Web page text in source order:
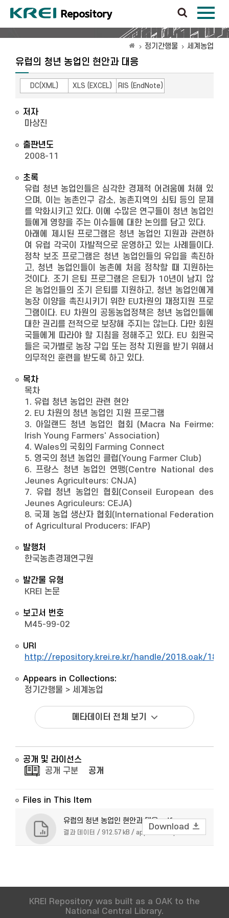
정기간행물 세계농업
유럽의 청년 농업인 현안과 대응
DC(XML) XLS (EXCEL) RIS (EndNote)
저자
마상진
출판년도
2008-11
초록
유럽 청년 농업인들은 심각한 경제적 어려움에 처해 있
으며, 이는 농촌인구 감소, 농촌지역의 쇠퇴 등의 문제
를 악화시키고 있다. 이에 수많은 연구들이 청년 농업인
들에게 영향을 주는 이슈들에 대한 논의를 담고 있다.
아래에 제시된 프로그램은 청년 농업인 지원과 관련하
여 유럽 각국이 자발적으로 운영하고 있는 사례들이다.
정착 보조 프로그램은 청년 농업인들의 유입을 촉진하
고, 청년 농업인들이 농촌에 처음 정착할 때 지원하는
것이다. 조기 은퇴 프로그램은 은퇴가 10년이 남지 않
은 농업인들의 조기 은퇴를 지원하고, 청년 농업인에게
농장 이양을 촉진시키기 위한 EU차원의 재정지원 프로
그램이다. EU 차원의 공동농업정책은 청년 농업인들에
대한 권리를 전적으로 보장해 주지는 않는다. 다만 회원
국들에게 따라야 할 지침을 정해주고 있다. EU 회원국
들은 국가별로 농장 구입 또는 정착 지원을 받기 위해서
의무적인 훈련을 받도록 하고 있다.
목차
목차
1. 유럽 청년 농업인 관련 현안
2. EU 차원의 청년 농업인 지원 프로그램
3. 아일랜드 청년 농업인 협회 (Macra Na Feirme:
Irish Young Farmers' Association)
4. Wales의 국회의 Farming Connect
5. 영국의 청년 농업인 클럽(Young Farmer Club)
6. 프랑스 청년 농업인 연맹(Centre National des
Jeunes Agriculteurs: CNJA)
7. 유럽 청년 농업인 협회(Conseil European des
Jeunes Agriculeurs: CEJA)
8. 국제 농업 생산자 협회(International Federation
of Agricultural Producers: IFAP)
발행처
한국농촌경제연구원
발간물 유형
KREI 논문
보고서 번호
M45-99-02
URI
http://repository.krei.re.kr/handle/2018.oak/
Appears in Collections:
정기간행물 > 세계농업
메타데이터 전체 보기
공개 및 라이선스
공개 구분
공개
Files in This Item
유럽의 청년 농업인 현안과 대응.pdf
결과 데이터 / 912.57 kB / application/pdf
Download
KREI Repository was built as a OAK to the
National Central Library.